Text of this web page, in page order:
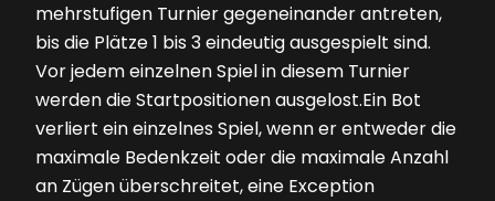
mehrstufigen Turnier gegeneinander antreten,
bis die Plätze 1 bis 3 eindeutig ausgespielt sind.
Vor jedem einzelnen Spiel in diesem Turnier
werden die Startpositionen ausgelost.Ein Bot
verliert ein einzelnes Spiel, wenn er entweder die
maximale Bedenkzeit oder die maximale Anzahl
an Zügen überschreitet, eine Exception